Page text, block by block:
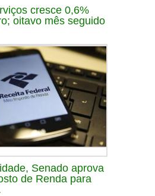
cresce 0,6%
oitavo mês seguido
Senado aprova
de Renda para